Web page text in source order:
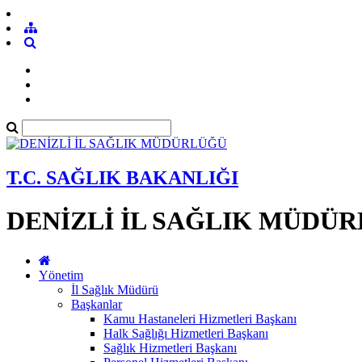
T.C. SAĞLIK BAKANLIĞI
DENİZLİ İL SAĞLIK
Yönetim
İl Sağlık Müdürü
Başkanlar
Kamu Hastaneleri Hizmetleri Başkanı
Halk Sağlığı Hizmetleri Başkanı
Sağlık Hizmetleri Başkanı